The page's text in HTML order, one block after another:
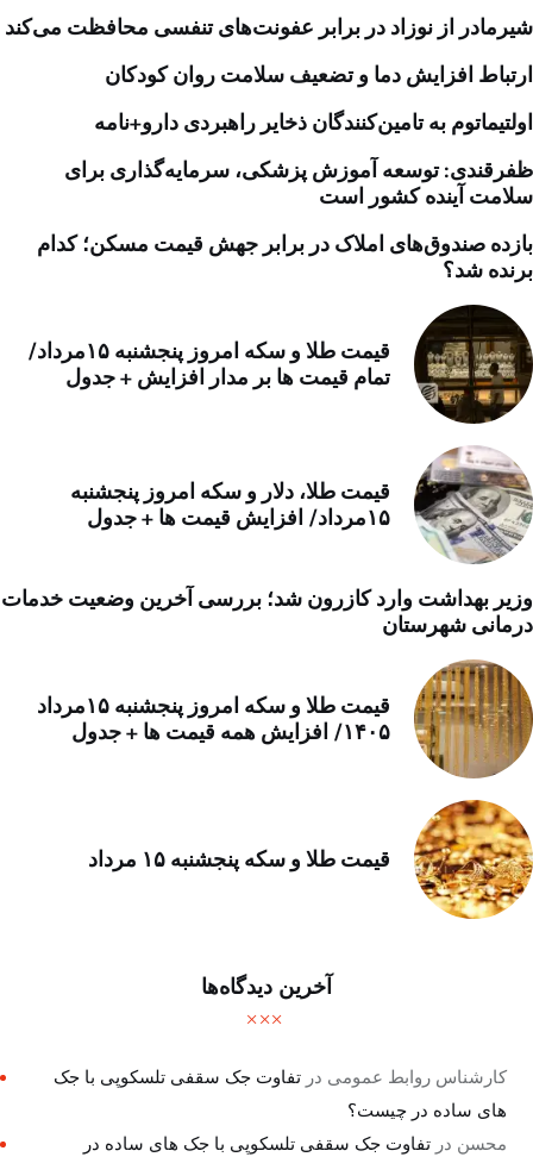
شیرمادر از نوزاد در برابر عفونت‌های تنفسی محافظت می‌کند
ارتباط افزایش دما و تضعیف سلامت روان کودکان
اولتیماتوم به تامین‌کنندگان ذخایر راهبردی دارو+نامه
ظفرقندی: توسعه آموزش پزشکی، سرمایه‌گذاری برای
سلامت آینده کشور است
بازده صندوق‌های املاک در برابر جهش قیمت مسکن؛ کدام
برنده شد؟
قیمت طلا و سکه امروز پنجشنبه ۱۵مرداد/
تمام قیمت ها بر مدار افزایش + جدول
قیمت طلا، دلار و سکه امروز پنجشنبه
۱۵مرداد/ افزایش قیمت ها + جدول
وزیر بهداشت وارد کازرون شد؛ بررسی آخرین وضعیت خدمات
درمانی شهرستان
قیمت طلا و سکه امروز پنجشنبه ۱۵مرداد
۱۴۰۵/ افزایش همه قیمت ها + جدول
قیمت طلا و سکه پنجشنبه ۱۵ مرداد
آخرین دیدگاه‌ها
کارشناس روابط عمومی درتفاوت جک سقفی تلسکوپی با جک
های ساده در چیست؟
محسن درتفاوت جک سقفی تلسکوپی با جک های ساده در